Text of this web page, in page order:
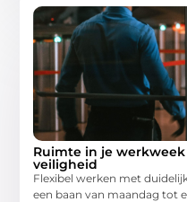
Ruimte in je
veiligheid
Flexibel werken met
een baan van maandag tot